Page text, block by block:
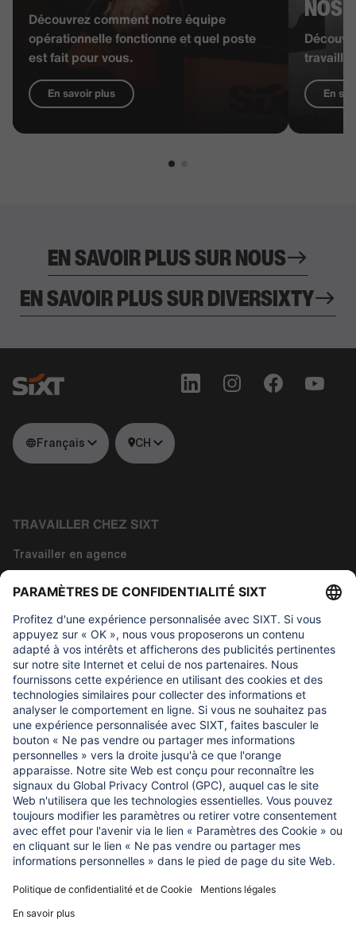
Découvrez comment notre équipe
opérationnelle fonctionne et quel poste
est fait pour vous.
En savoir plus
NOS
En
EN SAVOIR PLUS SUR NOUS
EN SAVOIR PLUS SUR DIVERSIXTY
Français CH
TRAVAILLER CHEZ SIXT
Travailler en agence
Travailler dans la technologie
Travailler dans les fonctions siège
À propos de nous
CE QUI NOUS IMPORTONS
Fondation d'aide aux enfants Regine Sixt
NOS PRODUITS
SIXT Rent
SIXT Share
SIXT Ride